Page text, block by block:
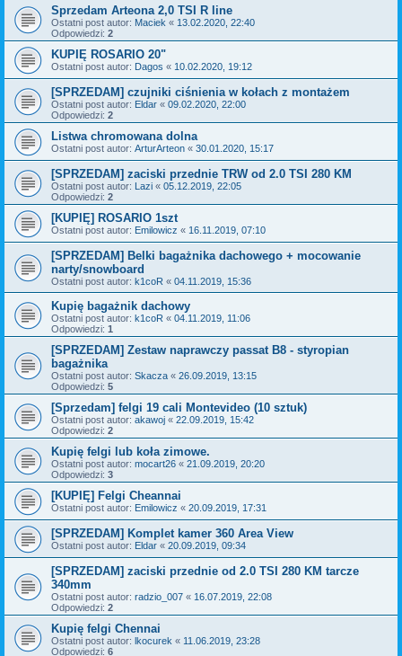
Sprzedam Arteona 2,0 TSI R line
Ostatni post autor: Maciek « 13.02.2020, 22:40
Odpowiedzi: 2
KUPIĘ ROSARIO 20"
Ostatni post autor: Dagos « 10.02.2020, 19:12
[SPRZEDAM] czujniki ciśnienia w kołach z montażem
Ostatni post autor: Eldar « 09.02.2020, 22:00
Odpowiedzi: 2
Listwa chromowana dolna
Ostatni post autor: ArturArteon « 30.01.2020, 15:17
[SPRZEDAM] zaciski przednie TRW od 2.0 TSI 280 KM
Ostatni post autor: Lazi « 05.12.2019, 22:05
Odpowiedzi: 2
[KUPIĘ] ROSARIO 1szt
Ostatni post autor: Emilowicz « 16.11.2019, 07:10
[SPRZEDAM] Belki bagażnika dachowego + mocowanie
narty/snowboard
Ostatni post autor: k1coR « 04.11.2019, 15:36
Kupię bagażnik dachowy
Ostatni post autor: k1coR « 04.11.2019, 11:06
Odpowiedzi: 1
[SPRZEDAM] Zestaw naprawczy passat B8 - styropian
bagażnika
Ostatni post autor: Skacza « 26.09.2019, 13:15
Odpowiedzi: 5
[Sprzedam] felgi 19 cali Montevideo (10 sztuk)
Ostatni post autor: akawoj « 22.09.2019, 15:42
Odpowiedzi: 2
Kupię felgi lub koła zimowe.
Ostatni post autor: mocart26 « 21.09.2019, 20:20
Odpowiedzi: 3
[KUPIĘ] Felgi Cheannai
Ostatni post autor: Emilowicz « 20.09.2019, 17:31
[SPRZEDAM] Komplet kamer 360 Area View
Ostatni post autor: Eldar « 20.09.2019, 09:34
[SPRZEDAM] zaciski przednie od 2.0 TSI 280 KM tarcze
340mm
Ostatni post autor: radzio_007 « 16.07.2019, 22:08
Odpowiedzi: 2
Kupię felgi Chennai
Ostatni post autor: lkocurek « 11.06.2019, 23:28
Odpowiedzi: 6